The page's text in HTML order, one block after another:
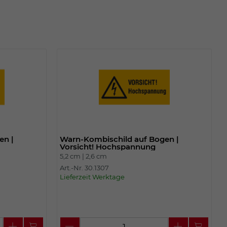
| Warn-Kombischild auf Bogen |
Vorsicht! Hochspannung
5,2 cm | 2,6 cm
Art.-Nr. 30.1307
Lieferzeit Werktage